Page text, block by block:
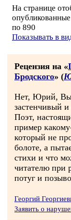
На странице
по 890
Показывать в
Рецензия на «
Бродского» (
Нет, Юрий, Вы
застенчивый
Поэт,
пример
который не
болоте, а
стихи и что
читателю при
потуг и
Георгий
Заявить о